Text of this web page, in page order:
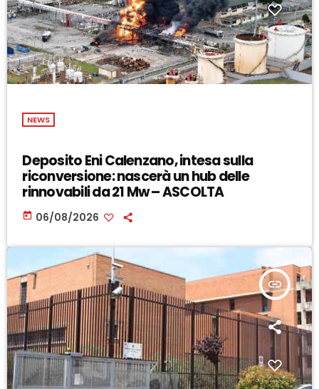
NEWS
Deposito Eni Calenzano, intesa sulla
riconversione: nascerà un hub delle
rinnovabili da 21 Mw – ASCOLTA
today 06/08/2026
insert_link